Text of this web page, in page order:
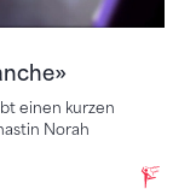
einen kurzen
Norah